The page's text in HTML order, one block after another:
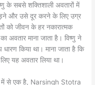
के सबसे शक्तिशाली अवतारों में
और उसे दूर करने के लिए उग्र
को जीवन के हर नकारात्मक
अवतार माना जाता है। विष्णु ने
किया था। माना जाता है कि
यह अवतार लिया था।
में से एक है, Narsingh Stotra